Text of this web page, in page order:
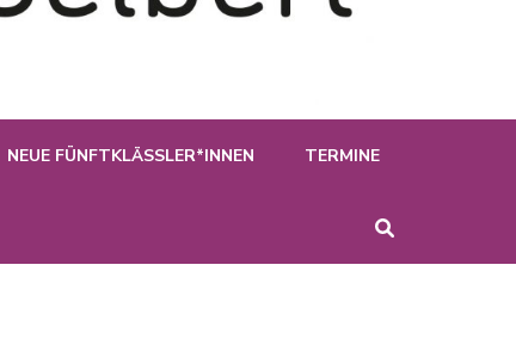
NEUE FÜNFTKLÄSSLER*INNEN TERMINE